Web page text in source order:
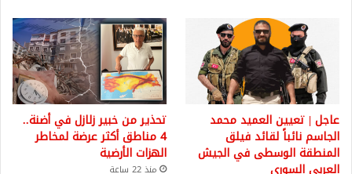
عاجل | تعيين العميد محمد
الجاسم نائباً لقائد فيلق
المنطقة الوسطى في الجيش
تحذير من خبير زلازل في أضنة..
4 مناطق أكثر عرضة لمخاطر
الهزات الأرضية
منذ 22 ساعة